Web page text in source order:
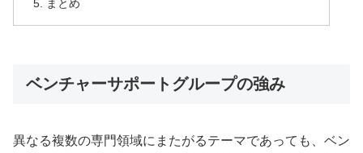
まとめ
ベンチャーサポートグループの強み
異なる複数の専門領域にまたがるテーマであっても、ベン